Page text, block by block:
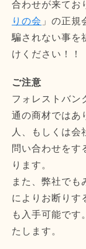
合わせが来てお
りの会 」の正規
騙されない事を
けください！！
ご注意
フォレストバン
通の商材ではあ
人、もしくは会
問い合わせをす
ります。
また、弊社でも
によりお断りす
も入手可能です
たします。